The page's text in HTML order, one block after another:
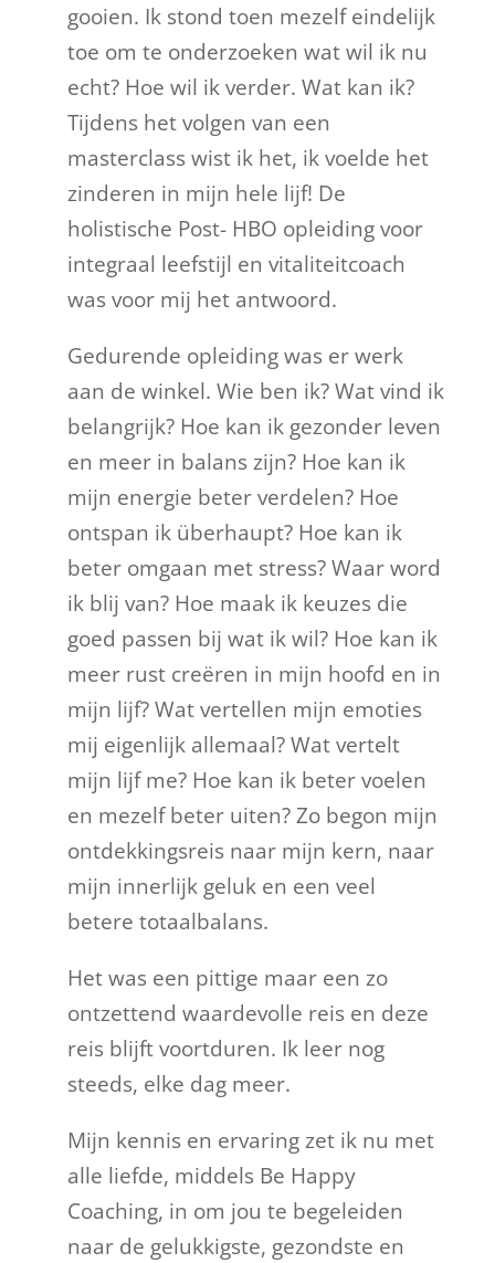
gooien. Ik stond toen mezelf eindelijk
toe om te onderzoeken wat wil ik nu
echt? Hoe wil ik verder. Wat kan ik?
Tijdens het volgen van een
masterclass wist ik het, ik voelde het
zinderen in mijn hele lijf! De
holistische Post- HBO opleiding voor
integraal leefstijl en vitaliteitcoach
was voor mij het antwoord.
Gedurende opleiding was er werk
aan de winkel. Wie ben ik? Wat vind ik
belangrijk? Hoe kan ik gezonder leven
en meer in balans zijn? Hoe kan ik
mijn energie beter verdelen? Hoe
ontspan ik überhaupt? Hoe kan ik
beter omgaan met stress? Waar word
ik blij van? Hoe maak ik keuzes die
goed passen bij wat ik wil? Hoe kan ik
meer rust creëren in mijn hoofd en in
mijn lijf? Wat vertellen mijn emoties
mij eigenlijk allemaal? Wat vertelt
mijn lijf me? Hoe kan ik beter voelen
en mezelf beter uiten? Zo begon mijn
ontdekkingsreis naar mijn kern, naar
mijn innerlijk geluk en een veel
betere totaalbalans.
Het was een pittige maar een zo
ontzettend waardevolle reis en deze
reis blijft voortduren. Ik leer nog
steeds, elke dag meer.
Mijn kennis en ervaring zet ik nu met
alle liefde, middels Be Happy
Coaching, in om jou te begeleiden
naar de gelukkigste, gezondste en